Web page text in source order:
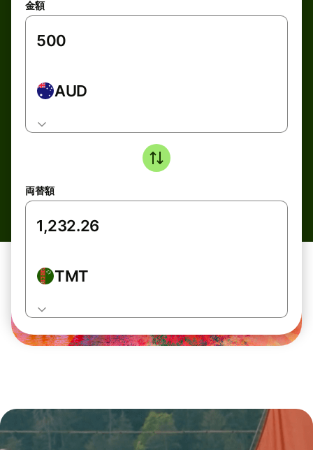
金額
AUD
両替額
TMT